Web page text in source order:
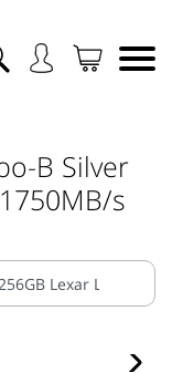
B Silver
s